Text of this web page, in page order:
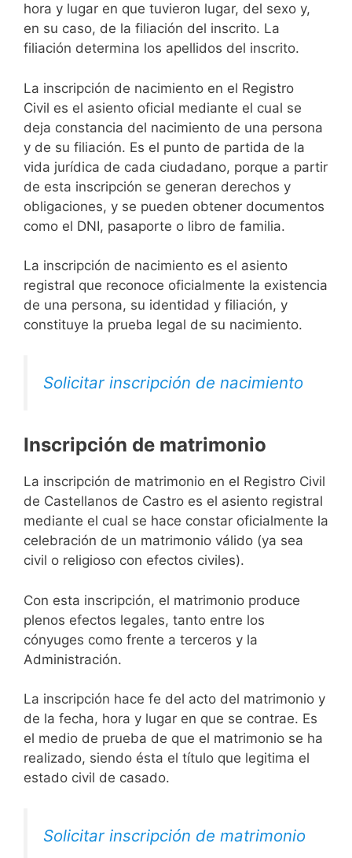
hora y lugar en que tuvieron lugar, del sexo y,
en su caso, de la filiación del inscrito. La
filiación determina los apellidos del inscrito.
La inscripción de nacimiento en el Registro
Civil es el asiento oficial mediante el cual se
deja constancia del nacimiento de una persona
y de su filiación. Es el punto de partida de la
vida jurídica de cada ciudadano, porque a partir
de esta inscripción se generan derechos y
obligaciones, y se pueden obtener documentos
como el DNI, pasaporte o libro de familia.
La inscripción de nacimiento es el asiento
registral que reconoce oficialmente la existencia
de una persona, su identidad y filiación, y
constituye la prueba legal de su nacimiento.
Solicitar inscripción de nacimiento
Inscripción de matrimonio
La inscripción de matrimonio en el Registro Civil
de Castellanos de Castro es el asiento registral
mediante el cual se hace constar oficialmente la
celebración de un matrimonio válido (ya sea
civil o religioso con efectos civiles).
Con esta inscripción, el matrimonio produce
plenos efectos legales, tanto entre los
cónyuges como frente a terceros y la
Administración.
La inscripción hace fe del acto del matrimonio y
de la fecha, hora y lugar en que se contrae. Es
el medio de prueba de que el matrimonio se ha
realizado, siendo ésta el título que legitima el
estado civil de casado.
Solicitar inscripción de matrimonio